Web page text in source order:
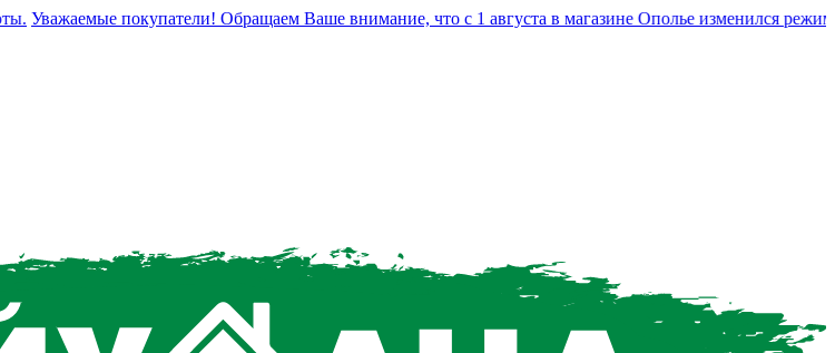
Уважаемые покупатели! Обращаем Ваше внимание, что с 1 августа в магазине Ополье изменился режим